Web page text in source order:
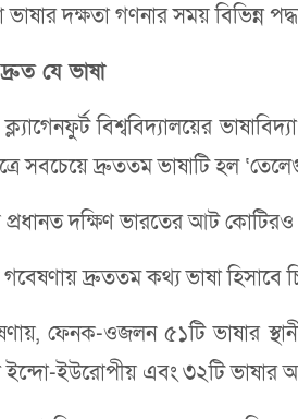
দক্ষতা গণনার সময় বিভিন্ন
যে ভাষা
ক্ল্যাগেনফুর্ট বিশ্ববিদ্যালয়ের
সবচেয়ে দ্রুততম ভাষাটি হল
প্রধানত দক্ষিণ ভারতের আট
দ্রুততম কথ্য ভাষা হিসাবে
ফেনক-ওজলন ৫১টি ভাষার
ইন্দো-ইউরোপীয় এবং ৩২টি ভাষার